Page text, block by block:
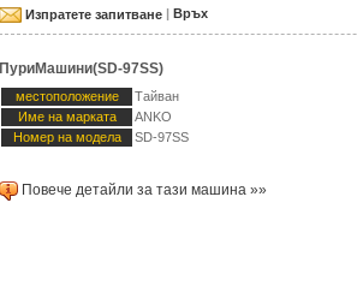
Изпратете запитване Връх
ПуриМашини(SD-97SS)
местоположение
Тайван
Име на марката
ANKO
Номер на модела
SD-97SS
Повече детайли за тази машина »»